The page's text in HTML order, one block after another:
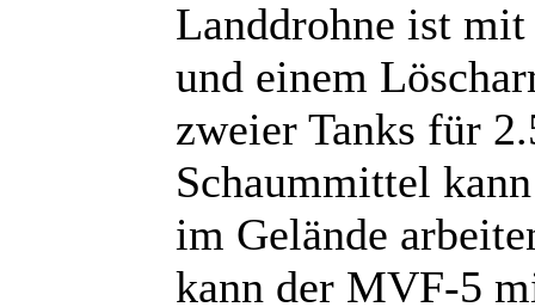
Landdrohne ist
und einem
zweier Tanks für
Schaummittel
im Gelände
kann der MVF-5